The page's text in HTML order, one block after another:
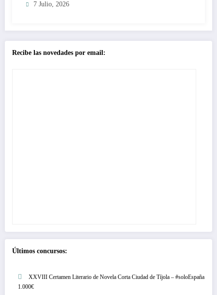
7 Julio, 2026
Recibe las novedades por email:
Últimos concursos:
XXVIII Certamen Literario de Novela Corta Ciudad de Tíjola – #soloEspaña
1.000€